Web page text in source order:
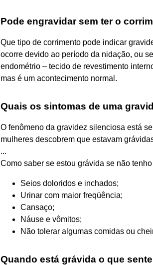
Pode engravidar sem ter o
Que tipo de corrimento pode indicar
ocorre devido ao período da nidação, ou
endométrio – tecido de revestimento
mas é um acontecimento normal.
Quais os sintomas de uma
O fenômeno da gravidez silenciosa está
mulheres descobrem que estavam
...
Como saber se estou grávida se não
Seios doloridos e inchados;
Urinar com maior freqüência;
Cansaço;
Náuse e vômitos;
Não tolerar algumas comidas ou
Quando está grávida o que